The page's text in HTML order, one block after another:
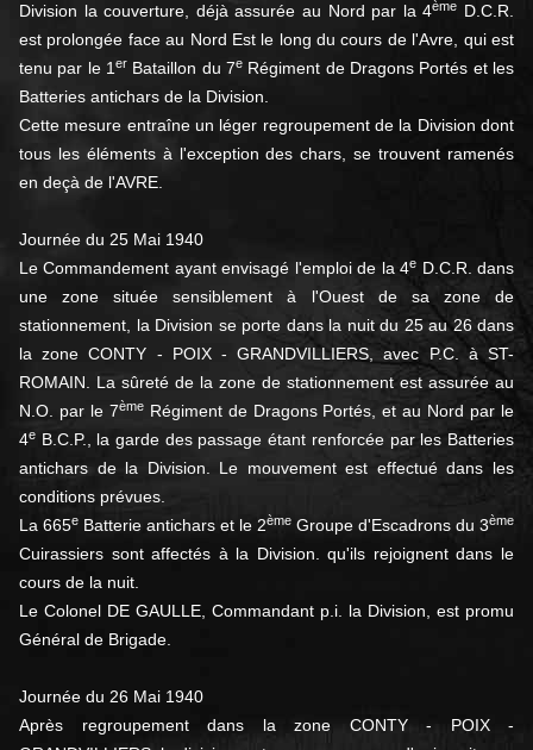
Division la couverture, déjà assurée au Nord par la 4ème D.C.R.
est prolongée face au Nord Est le long du cours de l'Avre, qui est
tenu par le 1 er Bataillon du 7e Régiment de Dragons Portés et les
Batteries antichars de la Division.
Cette mesure entraîne un léger regroupement de la Division dont
tous les éléments à l'exception des chars, se trouvent ramenés
en deçà de l'AVRE.
Journée du 25 Mai 1940
Le Commandement ayant envisagé l'emploi de la 4e D.C.R. dans
une zone située sensiblement à l'Ouest de sa zone de
stationnement, la Division se porte dans la nuit du 25 au 26 dans
la zone CONTY - POIX - GRANDVILLIERS, avec P.C. à ST-
ROMAIN. La sûreté de la zone de stationnement est assurée au
N.O. par le 7èmeRégiment de Dragons Portés, et au Nord par le
4e B.C.P., la garde des passage étant renforcée par les Batteries
antichars de la Division. Le mouvement est effectué dans les
conditions prévues.
La 665e Batterie antichars et le 2ème Groupe d'Escadrons du 3ème
Cuirassiers sont affectés à la Division. qu'ils rejoignent dans le
cours de la nuit.
Le Colonel DE GAULLE, Commandant p.i. la Division, est promu
Général de Brigade.
Journée du 26 Mai 1940
Après regroupement dans la zone CONTY - POIX -